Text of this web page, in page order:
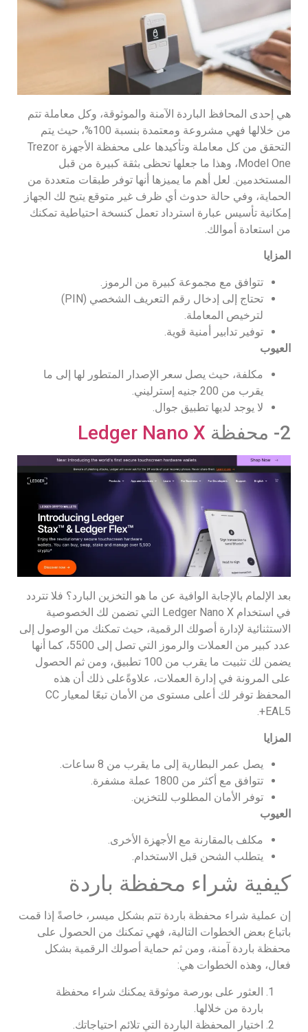
هي إحدى المحافظ الباردة الآمنة والموثوقة، وكل معاملة تتم
من خلالها فهي مشروعة ومعتمدة بنسبة 100%، حيث يتم
التحقق من كل معاملة وتأكيدها على محفظة الأجهزة Trezor
Model One، وهذا ما جعلها تحظى بثقة كبيرة من قبل
المستخدمين. لعل أهم ما يميزها أنها توفر طبقات متعددة من
الحماية، وفي حالة حدوث أي ظرف غير متوقع يتيح لك الجهاز
إمكانية تأسيس عبارة استرداد تعمل كنسخة احتياطية تمكنك
من استعادة أموالك.
المزايا
تتوافق مع مجموعة كبيرة من الرموز.
تحتاج إلى إدخال رقم التعريف الشخصي (PIN)
لترخيص المعاملة.
توفير تدابير أمنية قوية.
العيوب
مكلفة، حيث يصل سعر الإصدار المتطور لها إلى ما
يقرب من 200 جنيه إسترليني.
لا يوجد لديها تطبيق جوال.
2- محفظة Ledger Nano X
بعد الإلمام بالإجابة الوافية عن ما هو التخزين البارد؟ فلا تتردد
في استخدام Ledger Nano X التي تضمن لك الخصوصية
الاستثنائية لإدارة أصولك الرقمية، حيث تمكنك من الوصول إلى
عدد كبير من العملات والرموز التي تصل إلى 5500، كما أنها
يضمن لك تثبيت ما يقرب من 100 تطبيق، ومن ثم الحصول
على المرونة في إدارة العملات، علاوةًعلى ذلك أن هذه
المحفظ توفر لك أعلى مستوى من الأمان تبعًا لمعيار CC
EAL5+.
المزايا
يصل عمر البطارية إلى ما يقرب من 8 ساعات.
تتوافق مع أكثر من 1800 عملة مشفرة.
توفر الأمان المطلوب للتخزين.
العيوب
مكلف بالمقارنة مع الأجهزة الأخرى.
يتطلب الشحن قبل الاستخدام.
كيفية شراء محفظة باردة
إن عملية شراء محفظة باردة تتم بشكل ميسر، خاصةً إذا قمت
باتباع بعض الخطوات التالية، فهي تمكنك من الحصول على
محفظة باردة آمنة، ومن ثم حماية أصولك الرقمية بشكل
فعال، وهذه الخطوات هي:
العثور على بورصة موثوقة يمكنك شراء محفظة
باردة من خلالها.
اختيار المحفظة الباردة التي تلائم احتياجاتك.